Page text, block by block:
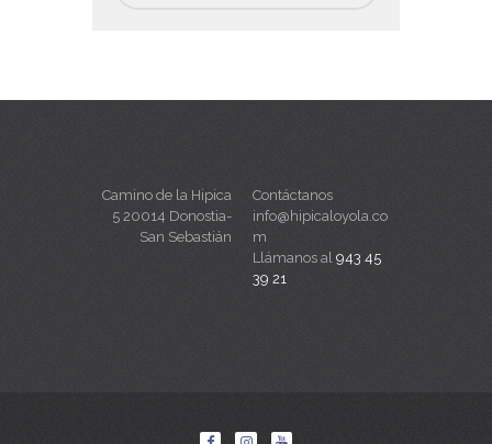
Camino de la Hipica
5 20014 Donostia-
San Sebastián
Contáctanos
info@hipicaloyola.co
m
Llámanos al 943 45
39 21